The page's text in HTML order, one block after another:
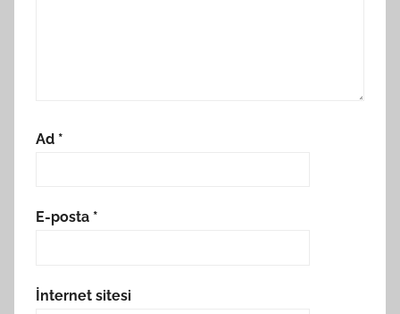
Ad *
E-posta *
İnternet sitesi